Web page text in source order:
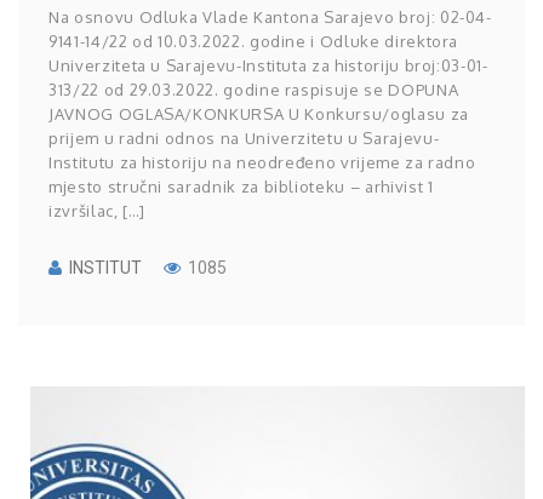
Na osnovu Odluka Vlade Kantona Sarajevo broj: 02-04-
9141-14/22 od 10.03.2022. godine i Odluke direktora
Univerziteta u Sarajevu-Instituta za historiju broj:03-01-
313/22 od 29.03.2022. godine raspisuje se DOPUNA
JAVNOG OGLASA/KONKURSA U Konkursu/oglasu za
prijem u radni odnos na Univerzitetu u Sarajevu-
Institutu za historiju na neodređeno vrijeme za radno
mjesto stručni saradnik za biblioteku – arhivist 1
izvršilac, […]
INSTITUT 1085